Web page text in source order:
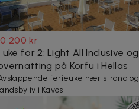
200 kr
uke for 2: Light All Inclusive og
på Korfu i Hellas
ferieuke nær strand og
i Kavos